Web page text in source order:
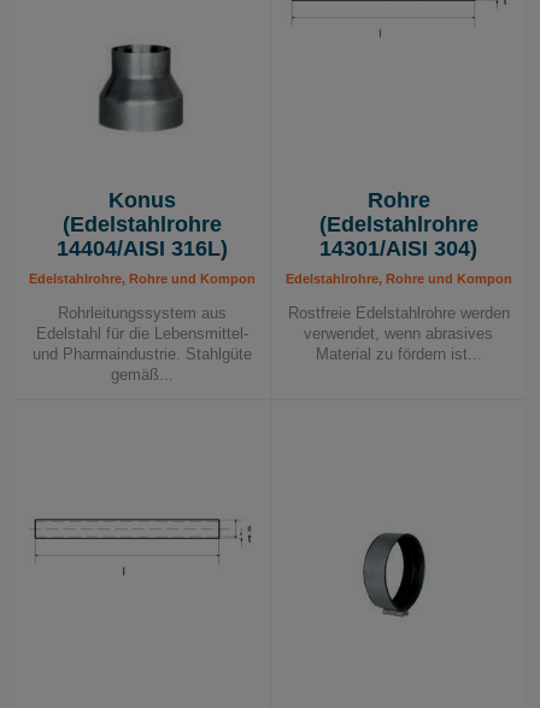
Konus
(Edelstahlrohre
14404/AISI 316L)
Edelstahlrohre, Rohre und Komponenten, Rohrleitungssystem
Rohrleitungssystem aus
Edelstahl für die Lebensmittel-
und Pharmaindustrie. Stahlgüte
gemäß...
Rohre
(Edelstahlrohre
14301/AISI 304)
Edelstahlrohre, Rohre und
Rostfreie Edelstahlrohre werden
verwendet, wenn abrasives
Material zu fördern ist...